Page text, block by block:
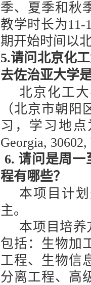
季、夏季和秋
教学时长为11-
期开始时间以
5.请问北京化
去佐治亚大学
北京化工
（北京市朝阳
习，学习地
Georgia,
6. 请问是周
程有哪些？
本项目计
主。
本项目培养
包括：生物加
工程、生物信
分离工程、高